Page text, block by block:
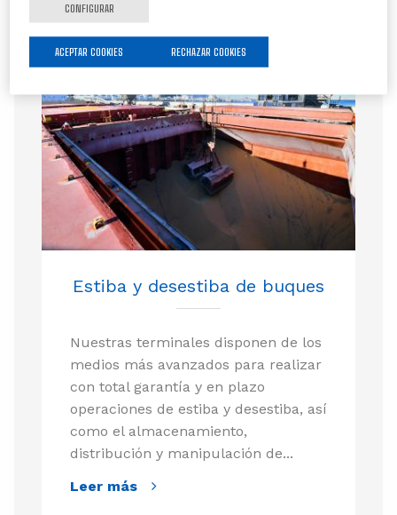
Estiba y desestiba de buques
Nuestras terminales disponen de los
medios más avanzados para realizar
con total garantía y en plazo
operaciones de estiba y desestiba, así
como el almacenamiento,
distribución y manipulación de...
Leer más
CONFIGURAR
RECHAZAR COOKIES
ACEPTAR COOKIES